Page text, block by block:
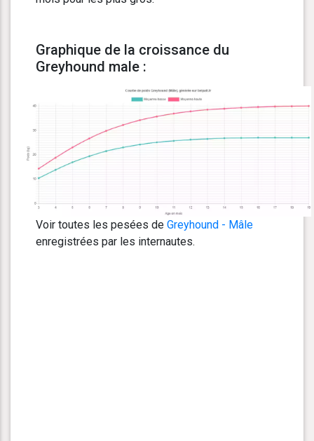
Graphique de la croissance du
Greyhound male :
Voir toutes les pesées de Greyhound - Mâle
enregistrées par les internautes.